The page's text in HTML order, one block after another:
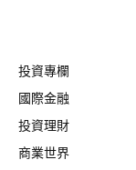
投資專欄
國際金融
投資理財
商業世界